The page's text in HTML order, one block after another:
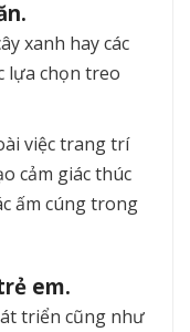
xanh hay các
lựa chọn treo
việc trang trí
cảm giác thúc
ấm cúng trong
em.
triển cũng như